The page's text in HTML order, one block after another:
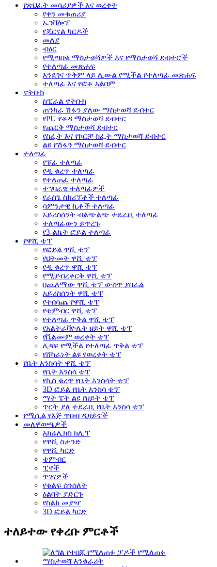
የጽህፈት መሳሪያዎች እና ወረቀት
የቀን መቁጠሪያ
ኤንቨሎፕ
የጆርናል ካርዶች
መለያ
ብዕር
የሚጣበቁ ማስታወሻዎች እና የማስታወሻ ደብተሮች
የተለጣፊ መጽሐፍ
እንደገና ጥቅም ላይ ሊውል የሚችል የተለጣፊ መጽሐፍ
ተለጣፊ እና የፎቶ አልበም
ኖትቡክ
ስፒራል ኖትቡክ
ጠንካራ ሽፋን ያለው ማስታወሻ ደብተር
የPU የቆዳ ማስታወሻ ደብተር
የጨርቅ ማስታወሻ ደብተር
የስፌት እና የኮርቻ ስፌት ማስታወሻ ደብተር
ልዩ የሽፋን ማስታወሻ ደብተር
ተለጣፊ
የፑፊ ተለጣፊ
የዲ ቁረጥ ተለጣፊ
የተለጠፈ ተለጣፊ
ተግባራዊ ተለጣፊዎች
የራስጌ ስክሪፕቶች ተለጣፊ
ሳምንታዊ ኪቶች ተለጣፊ
አይሪስሰንት ብልጭልጭ ተደራቢ ተለጣፊ
ተለጣፊውን ይጥረጉ
የ3-ልኬት ፎይል ተለጣፊ
የዋሺ ቴፕ
የፎይል ዋሺ ቴፕ
የህትመት ዋሺ ቴፕ
የዲ ቁረጥ ዋሺ ቴፕ
የሚያብረቀርቅ ዋሺ ቴፕ
በጨለማው ዋሺ ቴፕ ውስጥ ያበራል
አይሪስሰንት ዋሺ ቴፕ
የተበሳጨ የዋሺ ቴፕ
የቴምብር ዋሺ ቴፕ
የተለጣፊ ጥቅል ዋሺ ቴፕ
የአልትራቫዮሌት ዘይት ዋሺ ቴፕ
የቬልሙም ወረቀት ቴፕ
ሊጻፍ የሚችል የተለጣፊ ጥቅል ቴፕ
የሸካራነት ልዩ የወረቀት ቴፕ
የቤት እንስሳት ዋሺ ቴፕ
የቤት እንስሳ ቴፕ
የኪስ ቁረጥ የቤት እንስሳት ቴፕ
3D ፎይል የቤት እንስሳ ቴፕ
ማት ፔት ልዩ የዘይት ቴፕ
ጥርት ያለ ተደራቢ የቤት እንስሳ ቴፕ
የሚሲል የእጅ ጥበብ ዲዛይኖች
መለዋወጫዎች
አክሬሊክስ ክሊፕ
የዋሺ ስታንድ
የዋሺ ካርድ
ቴምብር
ፒኖች
ጥገናዎች
የቁልፍ ሰንሰለት
ዕልባት ያድርጉ
የስልክ መያዣ
3D ፎይል ካርድ
ተለይተው የቀረቡ ምርቶች